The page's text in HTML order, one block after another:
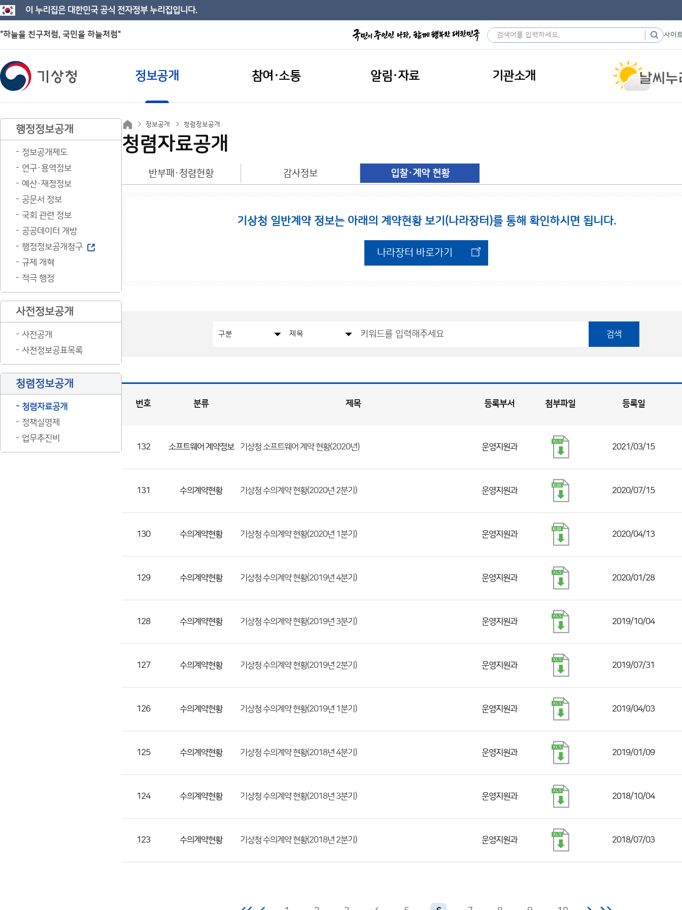
이 누리집은 대한민국 공식 전자정부 누리집입니다.
"하늘을 친구처럼, 국민을 하늘처럼" 사이
정보공개 참여·소통 알림·자료 기관소개
행정정보공개
정보공개제도
연구·용역정보
예산·재정정보
공문서 정보
국회 관련 정보
공공데이터 개방
행정정보공개청구
규제 개혁
적극 행정
사전정보공개
사전공개
사전정보공표목록
청렴정보공개
청렴자료공개
정책실명제
업무추진비
정보공개 청렴정보공개
청렴자료공개
반부패·청렴현황 감사정보 입찰·계약 현황
기상청 일반계약 정보는 아래의 계약현황 보기(나라장터)를 통해 확인하시면 됩니다.
나라장터 바로가기
검색
목
록
록
첨
번호 분류 제목 등록부서 첨부파일 등록일
132 소프트웨어 계약정보 기상청 소프트웨어 계약 현황(2020년) 운영지원과 2021/03/15
131 수의계약현황 기상청 수의계약 현황(2020년 2분기) 운영지원과 2020/07/15
130 수의계약현황 기상청 수의계약 현황(2020년 1분기) 운영지원과 2020/04/13
129 수의계약현황 기상청 수의계약 현황(2019년 4분기) 운영지원과 2020/01/28
128 수의계약현황 기상청 수의계약 현황(2019년 3분기) 운영지원과 2019/10/04
127 수의계약현황 기상청 수의계약 현황(2019년 2분기) 운영지원과 2019/07/31
126 수의계약현황 기상청 수의계약 현황(2019년 1분기) 운영지원과 2019/04/03
125 수의계약현황 기상청 수의계약 현황(2018년 4분기) 운영지원과 2019/01/09
124 수의계약현황 기상청 수의계약 현황(2018년 3분기) 운영지원과 2018/10/04
123 수의계약현황 기상청 수의계약 현황(2018년 2분기) 운영지원과 2018/07/03